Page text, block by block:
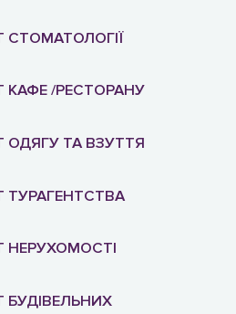
СТОМАТОЛОГІЇ
КАФЕ /РЕСТОРАНУ
ОДЯГУ ТА ВЗУТТЯ
ТУРАГЕНТСТВА
НЕРУХОМОСТІ
БУДІВЕЛЬНИХ